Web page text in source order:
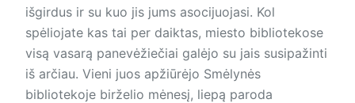
išgirdus ir su kuo jis jums asocijuojasi. Kol
spėliojate kas tai per daiktas, miesto bibliotekose
visą vasarą panevėžiečiai galėjo su jais susipažinti
iš arčiau. Vieni juos apžiūrėjo Smėlynės
bibliotekoje birželio mėnesį, liepą paroda